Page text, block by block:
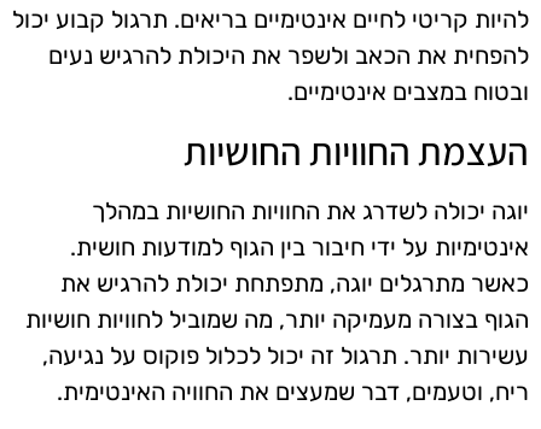
להיות קריטי לחיים אינטימיים בריאים. תרגול קבוע יכול
להפחית את הכאב ולשפר את היכולת להרגיש נעים
ובטוח במצבים אינטימיים.
העצמת החוויות החושיות
יוגה יכולה לשדרג את החוויות החושיות במהלך
אינטימיות על ידי חיבור בין הגוף למודעות חושית.
כאשר מתרגלים יוגה, מתפתחת יכולת להרגיש את
הגוף בצורה מעמיקה יותר, מה שמוביל לחוויות חושיות
עשירות יותר. תרגול זה יכול לכלול פוקוס על נגיעה,
ריח, וטעמים, דבר שמעצים את החוויה האינטימית.